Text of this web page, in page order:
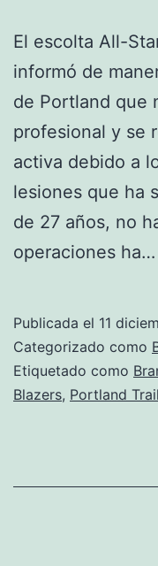
El escolta All-
informó de
de Portland que
profesional y se
activa debido a
lesiones que ha
de 27 años, no
operaciones ha…
Publicada el 11
Categorizado como
Etiquetado como
Blazers, Portland